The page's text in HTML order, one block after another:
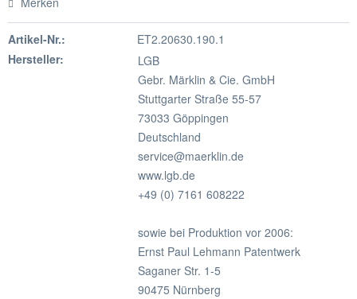
Artikel-Nr.:
ET2.20630.190.1
Hersteller:
LGB
Gebr. Märklin & Cie. GmbH
Stuttgarter Straße 55-57
73033 Göppingen
Deutschland
service@maerklin.de
www.lgb.de
+49 (0) 7161 608222
sowie bei Produktion vor 2006:
Ernst Paul Lehmann Patentwerk
Saganer Str. 1-5
90475 Nürnberg